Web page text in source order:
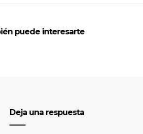
puede interesarte
Deja una respuesta